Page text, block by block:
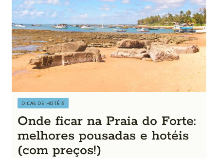
DICAS DE HOTÉIS
Onde ficar na Praia do Forte:
melhores pousadas e hotéis
(com preços!)